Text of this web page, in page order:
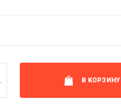
В КОРЗИНУ